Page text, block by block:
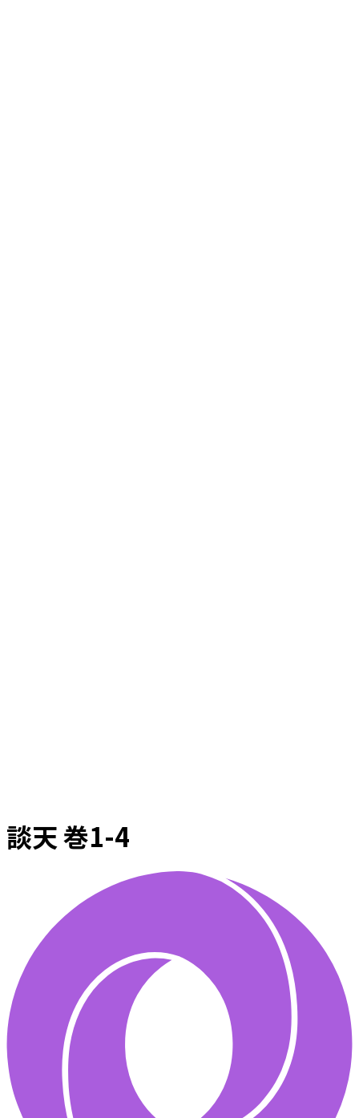
談天 巻1-4